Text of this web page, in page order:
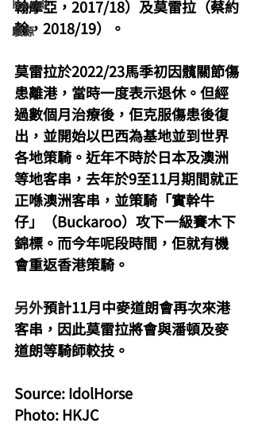
Hawaii
駿源
翰摩亞，2017/18）及莫雷拉（蔡約
翰，2018/19）。
莫雷拉於2022/23馬季初因髖關節傷
患離港，當時一度表示退休。但經
過數個月治療後，佢克服傷患後復
出，並開始以巴西為基地並到世界
各地策騎。近年不時於日本及澳洲
等地客串，去年於9至11月期間就正
正喺澳洲客串，並策騎「實幹牛
仔」（Buckaroo）攻下一級賽木下
錦標。而今年呢段時間，佢就有機
會重返香港策騎。
另外預計11月中麥道朗會再次來港
客串，因此莫雷拉將會與潘頓及麥
道朗等騎師較技。
Source: IdolHorse
Photo: HKJC